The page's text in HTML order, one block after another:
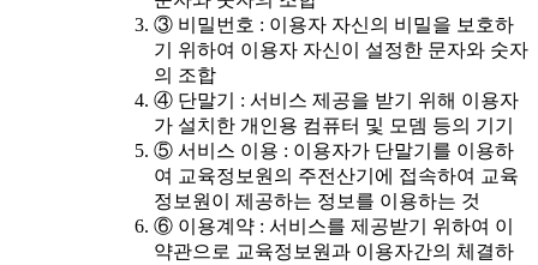
③ 비밀번호 : 이용자 자신의 비밀을 보호하
기 위하여 이용자 자신이 설정한 문자와 숫자
의 조합
④ 단말기 : 서비스 제공을 받기 위해 이용자
가 설치한 개인용 컴퓨터 및 모뎀 등의 기기
⑤ 서비스 이용 : 이용자가 단말기를 이용하
여 교육정보원의 주전산기에 접속하여 교육
정보원이 제공하는 정보를 이용하는 것
⑥ 이용계약 : 서비스를 제공받기 위하여 이
약관으로 교육정보원과 이용자간의 체결하